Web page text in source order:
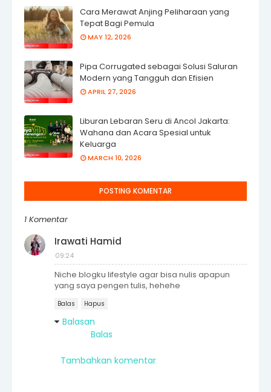
Cara Merawat Anjing Peliharaan yang
Tepat Bagi Pemula
MAY 12, 2026
Pipa Corrugated sebagai Solusi Saluran
Modern yang Tangguh dan Efisien
APRIL 27, 2026
Liburan Lebaran Seru di Ancol Jakarta:
Wahana dan Acara Spesial untuk
Keluarga
MARCH 10, 2026
POSTING KOMENTAR
1 Komentar
Irawati Hamid
09:24
Niche blogku lifestyle agar bisa nulis apapun
yang saya pengen tulis, hehehe
Balas Hapus
Balasan
Balas
Tambahkan komentar